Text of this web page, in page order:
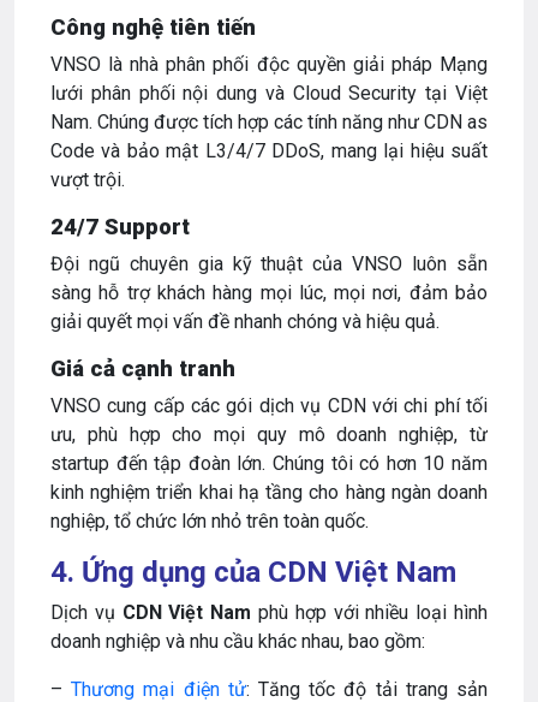
Công nghệ tiên tiến
VNSO là nhà phân phối độc quyền giải pháp Mạng
lưới phân phối nội dung và Cloud Security tại Việt
Nam. Chúng được tích hợp các tính năng như CDN as
Code và bảo mật L3/4/7 DDoS, mang lại hiệu suất
vượt trội.
24/7 Support
Đội ngũ chuyên gia kỹ thuật của VNSO luôn sẵn
sàng hỗ trợ khách hàng mọi lúc, mọi nơi, đảm bảo
giải quyết mọi vấn đề nhanh chóng và hiệu quả.
Giá cả cạnh tranh
VNSO cung cấp các gói dịch vụ CDN với chi phí tối
ưu, phù hợp cho mọi quy mô doanh nghiệp, từ
startup đến tập đoàn lớn. Chúng tôi có hơn 10 năm
kinh nghiệm triển khai hạ tầng cho hàng ngàn doanh
nghiệp, tổ chức lớn nhỏ trên toàn quốc.
4. Ứng dụng của CDN Việt Nam
Dịch vụ CDN Việt Nam phù hợp với nhiều loại hình
doanh nghiệp và nhu cầu khác nhau, bao gồm:
–Thương mại điện tử: Tăng tốc độ tải trang sản